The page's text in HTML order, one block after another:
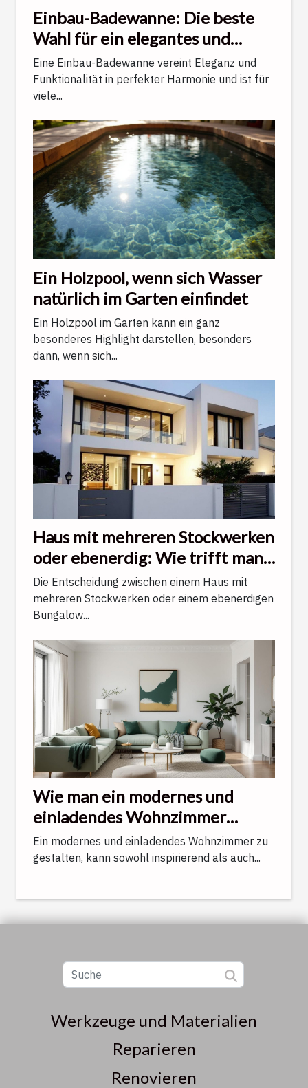
Einbau-Badewanne: Die beste
Wahl für ein elegantes und
funktionales Badezimmer
Eine Einbau-Badewanne vereint Eleganz und
Funktionalität in perfekter Harmonie und ist für
viele...
Ein Holzpool, wenn sich Wasser
natürlich im Garten einfindet
Ein Holzpool im Garten kann ein ganz
besonderes Highlight darstellen, besonders
dann, wenn sich...
Haus mit mehreren Stockwerken
oder ebenerdig: Wie trifft man
die richtige Wahl?
Die Entscheidung zwischen einem Haus mit
mehreren Stockwerken oder einem ebenerdigen
Bungalow...
Wie man ein modernes und
einladendes Wohnzimmer
gestaltet
Ein modernes und einladendes Wohnzimmer zu
gestalten, kann sowohl inspirierend als auch...
Werkzeuge und Materialien
Reparieren
Renovieren